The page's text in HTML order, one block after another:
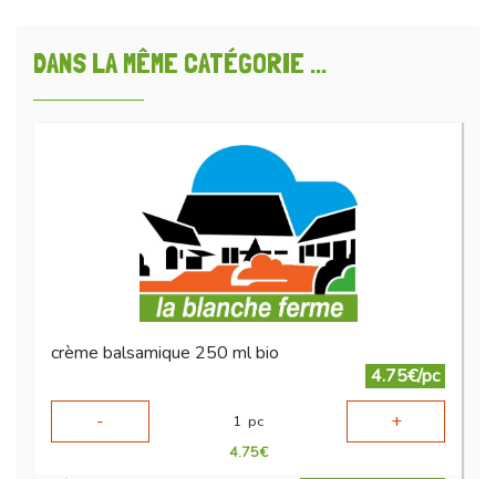
DANS LA MÊME CATÉGORIE ...
crème balsamique 250 ml bio
4.75€/pc
-
1 pc +
4.75€